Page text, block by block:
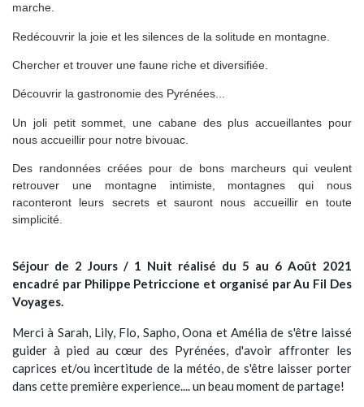
marche.
Redécouvrir la joie et les silences de la solitude en montagne.
Chercher et trouver une faune riche et diversifiée.
Découvrir la gastronomie des Pyrénées...
Un joli petit sommet, une cabane des plus accueillantes pour
nous accueillir pour notre bivouac.
Des randonnées créées pour de bons marcheurs qui veulent
retrouver une montagne intimiste, montagnes qui nous
raconteront leurs secrets et sauront nous accueillir en toute
simplicité.
Séjour de 2 Jours / 1 Nuit réalisé du 5 au 6 Août 2021
encadré par Philippe Petriccione et organisé par Au Fil Des
Voyages.
Merci à Sarah, Lily, Flo, Sapho, Oona et Amélia de s'être laissé
guider à pied au cœur des Pyrénées, d'avoir affronter les
caprices et/ou incertitude de la météo, de s'être laisser porter
dans cette première experience.... un beau moment de partage!